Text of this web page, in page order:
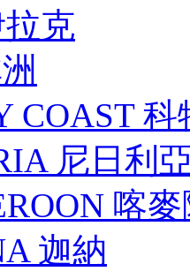
克
COAST 科
尼日利
喀
迦納